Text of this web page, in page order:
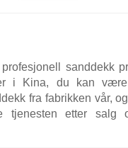
sanddekk
i Kina, du kan
fra fabrikken vår,
tjenesten etter salg